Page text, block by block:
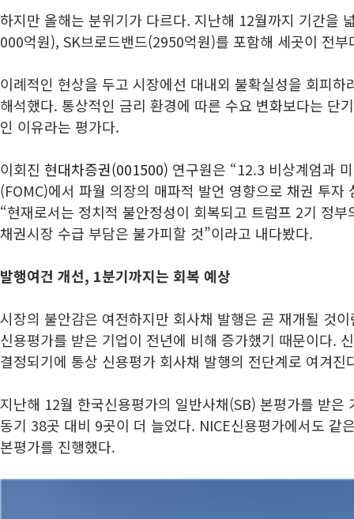
하지만 올해는 분위기가 다르다. 지난해 12월까지 기간을
000억원), SK브로드밴드(2950억원)를 포함해 세곳이 전
이례적인 현상을 두고 시장에선 대내외 불확실성을 회피하
해석했다. 통상적인 금리 환경에 따른 수요 변화보다는 단
인 이유라는 평가다.
이회진 현대차증권(001500) 연구원은 “12.3 비상계엄과
(FOMC)에서 파월 의장의 매파적 발언 영향으로 채권 투자
“현재로서는 정치적 불안정성이 회복되고 트럼프 2기 정
채권시장 수급 부담은 불가피할 것”이라고 내다봤다.
발행여건 개선, 1분기까지는 회복 예상
시장의 불안감은 여전하지만 회사채 발행은 곧 재개될 것
신용평가를 받은 기업이 전년에 비해 증가했기 때문이다.
결정되기에 통상 신용평가 회사채 발행의 전단계로 여겨진
지난해 12월 한국신용평가의 일반사채(SB) 본평가를 받은
동기 38곳 대비 9곳이 더 늘었다. NICE신용평가에서도 같
본평가를 진행했다.